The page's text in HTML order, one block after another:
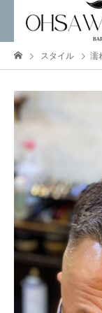
スタイル 濡